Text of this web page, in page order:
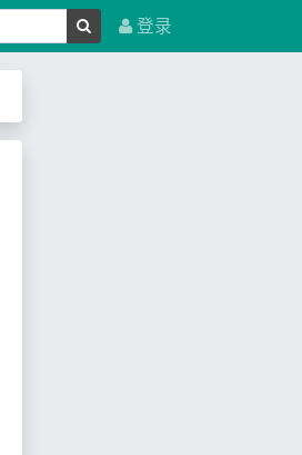
登录